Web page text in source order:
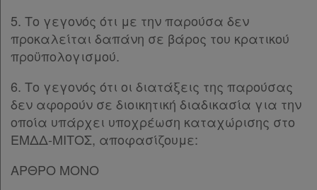
5. Το γεγονός ότι με την παρούσα δεν
προκαλείται δαπάνη σε βάρος του κρατικού
προϋπολογισμού.
6. Το γεγονός ότι οι διατάξεις της παρούσας
δεν αφορούν σε διοικητική διαδικασία για την
οποία υπάρχει υποχρέωση καταχώρισης στο
ΕΜΔΔ-ΜΙΤΟΣ, αποφασίζουμε:
ΑΡΘΡΟ ΜΟΝΟ